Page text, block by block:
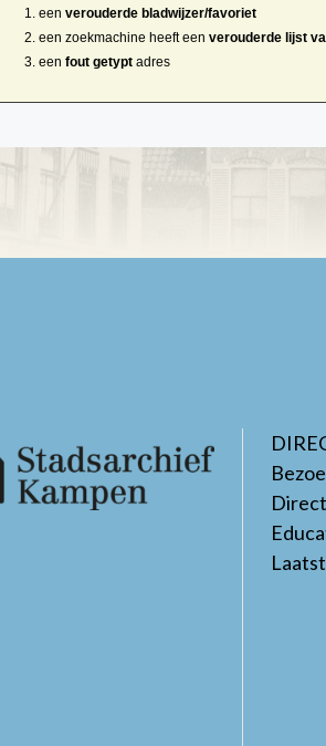
een verouderde bladwijzer/favoriet
een zoekmachine heeft een verouderde lijst
een fout getypt adres